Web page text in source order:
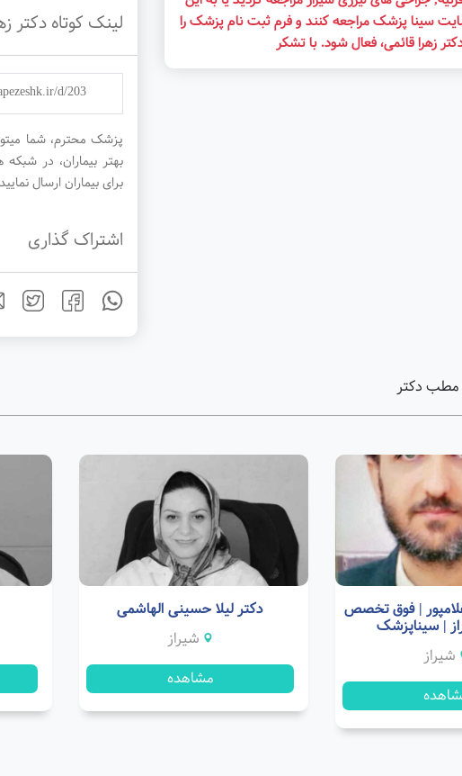
سینا پزشک مراجعه کنند و فرم ثبت نام پزشک را
زهرا قائمی، فعال شود. با تشکر
لینک کوتاه دکتر
d/203
پزشک محترم، شما
بهتر بیماران، در
برای بیماران ارسال
اشتراک گذاری
مطب دکتر
| فوق تخصص
| سیناپزشک
شیراز
دکتر لیلا حسینی الهاشمی
شیراز
مشاهده